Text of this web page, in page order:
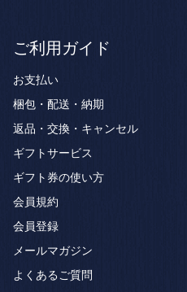
ご利用ガイド
お支払い
梱包・配送・納期
返品・交換・キャンセル
ギフトサービス
ギフト券の使い方
会員規約
会員登録
メールマガジン
よくあるご質問